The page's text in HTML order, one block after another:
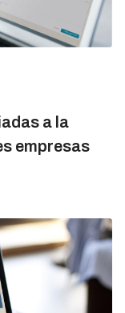
a la
empresas